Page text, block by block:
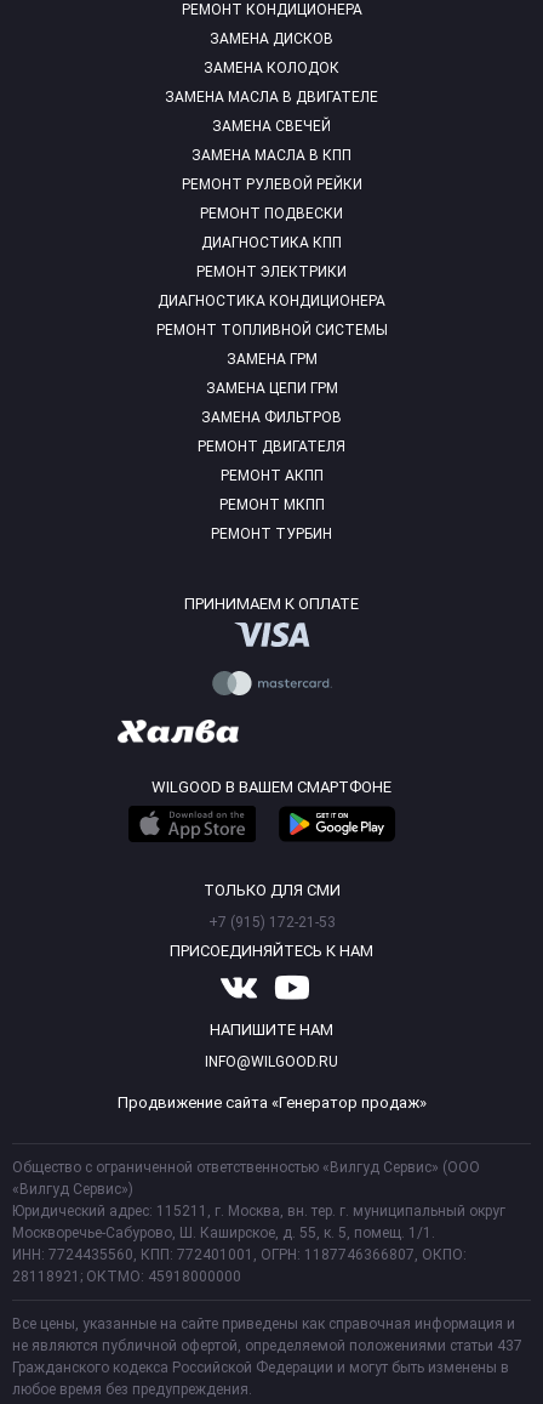
РЕМОНТ КОНДИЦИОНЕРА
ЗАМЕНА ДИСКОВ
ЗАМЕНА КОЛОДОК
ЗАМЕНА МАСЛА В ДВИГАТЕЛЕ
ЗАМЕНА СВЕЧЕЙ
ЗАМЕНА МАСЛА В КПП
РЕМОНТ РУЛЕВОЙ РЕЙКИ
РЕМОНТ ПОДВЕСКИ
ДИАГНОСТИКА КПП
РЕМОНТ ЭЛЕКТРИКИ
ДИАГНОСТИКА КОНДИЦИОНЕРА
РЕМОНТ ТОПЛИВНОЙ СИСТЕМЫ
ЗАМЕНА ГРМ
ЗАМЕНА ЦЕПИ ГРМ
ЗАМЕНА ФИЛЬТРОВ
РЕМОНТ ДВИГАТЕЛЯ
РЕМОНТ АКПП
РЕМОНТ МКПП
РЕМОНТ ТУРБИН
ПРИНИМАЕМ К ОПЛАТЕ
WILGOOD В ВАШЕМ СМАРТФОНЕ
ТОЛЬКО ДЛЯ СМИ
+7 (915) 172-21-53
ПРИСОЕДИНЯЙТЕСЬ К НАМ
НАПИШИТЕ НАМ
INFO@WILGOOD.RU
Продвижение сайта «Генератор продаж»
Общество с ограниченной ответственностью «Вилгуд Сервис» (ООО
«Вилгуд Сервис»)
Юридический адрес: 115211, г. Москва, вн. тер. г. муниципальный округ
Москворечье-Сабурово, Ш. Каширское, д. 55, к. 5, помещ. 1/1.
ИНН: 7724435560, КПП: 772401001, ОГРН: 1187746366807, ОКПО:
28118921; ОКТМО: 45918000000
Все цены, указанные на сайте приведены как справочная информация и
не являются публичной офертой, определяемой положениями статьи 437
Гражданского кодекса Российской Федерации и могут быть изменены в
любое время без предупреждения.